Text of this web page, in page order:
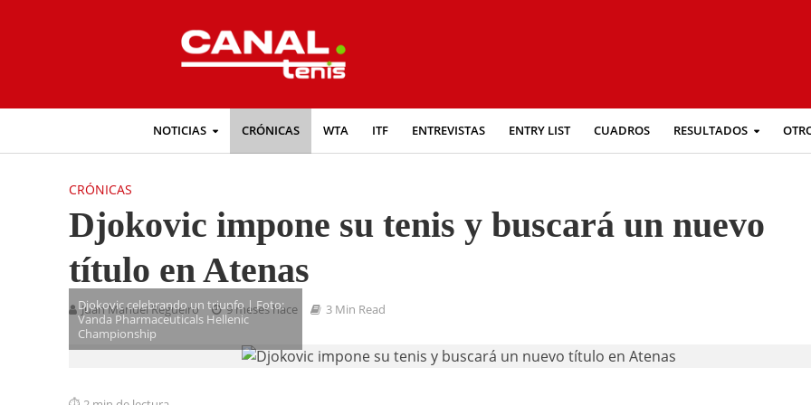
NOTICIAS CRÓNICAS WTA ITF ENTREVISTAS ENTRY LIST CUADROS RESULTADOS
CRÓNICAS
Djokovic impone su tenis y buscará un nuevo
título en Atenas
Juan Manuel Regueiro 9 meses hace 3 Min Read
Djokovic celebrando un triunfo | Foto:
Vanda Pharmaceuticals Hellenic
Championship